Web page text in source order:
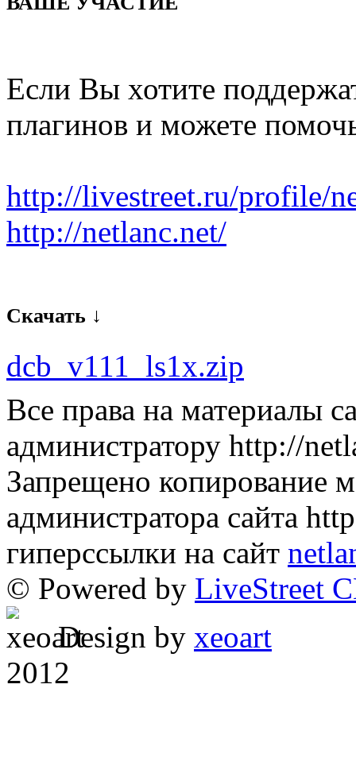
Если Вы хотите
плагинов и можете
http://livestreet.ru/profile/
http://netlanc.net/
Скачать ↓
dcb_v111_ls1x.zip
Все права на материалы
администратору http://
Запрещено копирование
администратора сайта
гиперссылки на сайт
© Powered by LiveStreet
Design by xeoart
2012